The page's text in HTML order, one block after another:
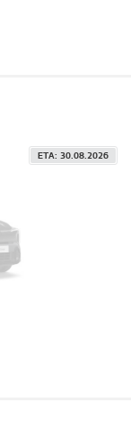
ETA: 30.08.2026